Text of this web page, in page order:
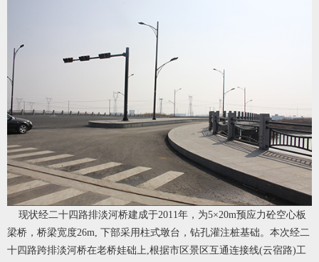
现状经二十四路排淡河桥建成于2011年，为5×20m预应力砼空心板
梁桥，桥梁宽度26m, 下部采用柱式墩台，钻孔灌注桩基础。本次经二
十四路跨排淡河桥在老桥娃础上,根据市区景区互通连接线(云宿路)工